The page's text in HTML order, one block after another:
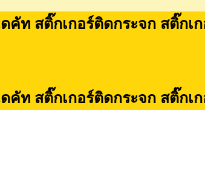
ท สติ๊กเกอร์ติดกระจก สติ๊กเ
ท สติ๊กเกอร์ติดกระจก สติ๊กเ